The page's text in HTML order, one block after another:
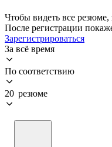
Чтобы видеть все резюме,
После регистрации
Зарегистрироваться
За всё время
По соответствию
20 резюме